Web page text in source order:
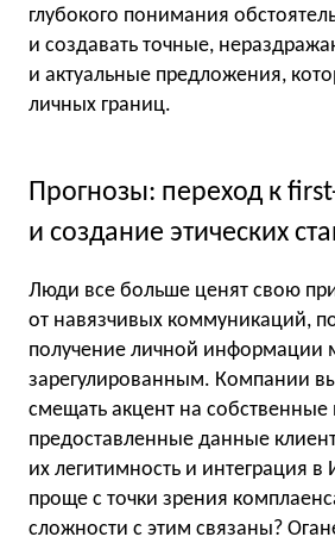
глубокого понимания
и создавать точные,
и актуальные предложения,
личных границ.
Прогнозы: переход к
и создание этических
Люди все больше ценят свою
от навязчивых коммуникаций,
получение личной информации
зарегулированным. Компании
смещать акцент на
предоставленные данные
их легитимность и интеграция
проще с точки зрения
сложности с этим связаны?